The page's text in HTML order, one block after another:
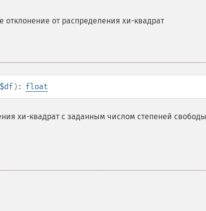
отклонение от распределения хи-квадрат
$df): float
хи-квадрат с заданным числом степеней свободы